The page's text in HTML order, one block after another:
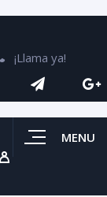
¡Llama ya!
MENU